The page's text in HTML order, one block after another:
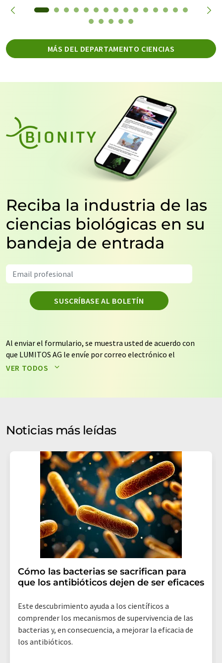
MÁS DEL DEPARTAMENTO CIENCIAS
Reciba la industria de las
ciencias biológicas en su
bandeja de entrada
SUSCRÍBASE AL BOLETÍN
Al enviar el formulario, se muestra usted de acuerdo con
que LUMITOS AG le envíe por correo electrónico el
boletín o boletines seleccionados anteriormente. Sus
de nuestrapolítica de protección de datos. LUMITOS
electrónico a efectos publicitarios o de investigación de
mercado y opinión. Puede revocar en todo momento su
de indicar los motivos informando por correo postal a
LUMITOS AG, Ernst-Augustin-Str. 2, 12489 Berlín
(Alemania) o por correo electrónico a
revoke@lumitos.com . Además, en cada correo
electrónico se incluye un enlace para anular la
suscripción al boletín informativo correspondiente.
VER TODOS
Noticias más leídas
Cómo las bacterias se sacrifican para
que los antibióticos dejen de ser eficaces
Este descubrimiento ayuda a los científicos a
comprender los mecanismos de supervivencia de las
bacterias y, en consecuencia, a mejorar la eficacia de
los antibióticos.